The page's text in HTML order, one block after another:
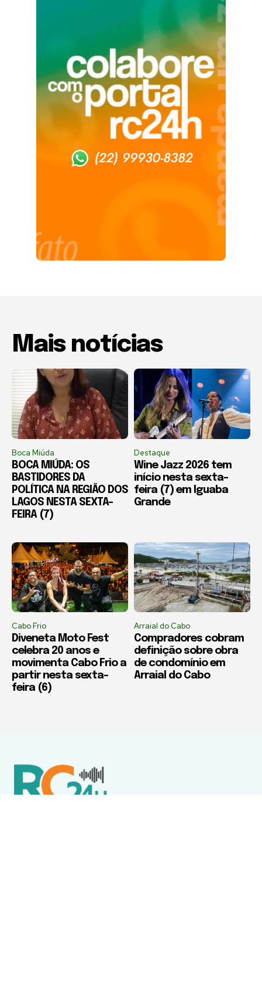
Mais notícias
Boca Miúda
BOCA MIÚDA: OS
BASTIDORES DA
POLÍTICA NA REGIÃO DOS
LAGOS NESTA SEXTA-
FEIRA (7)
Destaque
Wine Jazz 2026 tem
início nesta sexta-
feira (7) em Iguaba
Grande
Cabo Frio
Diveneta Moto Fest
celebra 20 anos e
movimenta Cabo Frio a
partir nesta sexta-
feira (6)
Arraial do Cabo
Compradores cobram
definição sobre obra
de condomínio em
Arraial do Cabo